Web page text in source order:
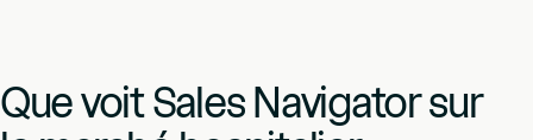
Que voit Sales Navigator sur